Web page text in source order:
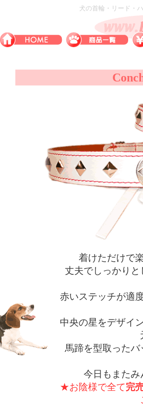
犬の首輪・リード・
着けただけで
丈夫でしっかり
赤いステッチが適
中央の星をデザイ
馬蹄を型取った
今日もまたみ
★お陰様で全て完